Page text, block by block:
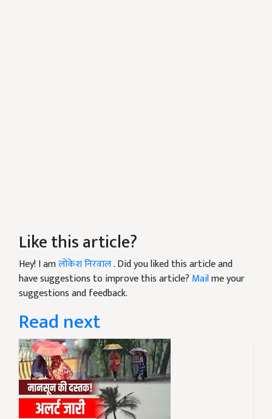
Like this article?
Hey! I amलोकेश निरवाल. Did you liked this article and
have suggestions to improve this article? Mailme your
suggestions and feedback.
Read next